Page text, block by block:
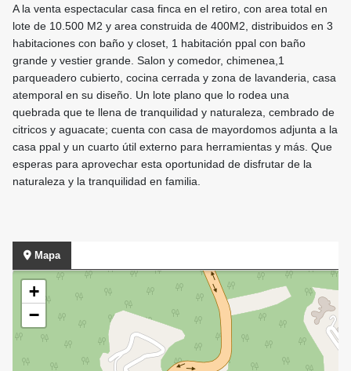
A la venta espectacular casa finca en el retiro, con area total en
lote de 10.500 M2 y area construida de 400M2, distribuidos en 3
habitaciones con baño y closet, 1 habitación ppal con baño
grande y vestier grande. Salon y comedor, chimenea,1
parqueadero cubierto, cocina cerrada y zona de lavanderia, casa
atemporal en su diseño. Un lote plano que lo rodea una
quebrada que te llena de tranquilidad y naturaleza, cembrado de
citricos y aguacate; cuenta con casa de mayordomos adjunta a la
casa ppal y un cuarto útil externo para herramientas y más. Que
esperas para aprovechar esta oportunidad de disfrutar de la
naturaleza y la tranquilidad en familia.
Mapa
+
−